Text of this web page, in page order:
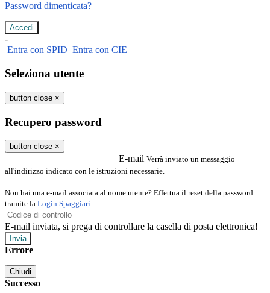
Password dimenticata?
-
Entra con SPID Entra con CIE
Seleziona utente
button close ×
Recupero password
button close ×
E-mail Verrà inviato un messaggio
all'indirizzo indicato con le istruzioni necessarie.
Non hai una e-mail associata al nome utente? Effettua il reset della password
tramite la Login Spaggiari
E-mail inviata, si prega di controllare la casella di posta elettronica!
Errore
Chiudi
Successo